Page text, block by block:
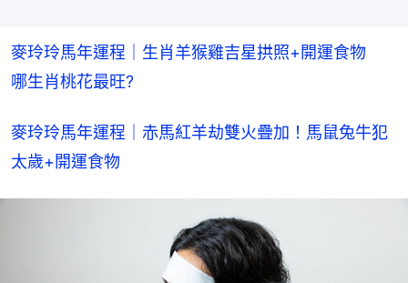
麥玲玲馬年運程｜生肖羊猴雞吉星拱照+開運食物
哪生肖桃花最旺?
麥玲玲馬年運程｜赤馬紅羊劫雙火疊加！馬鼠兔牛犯
太歲+開運食物